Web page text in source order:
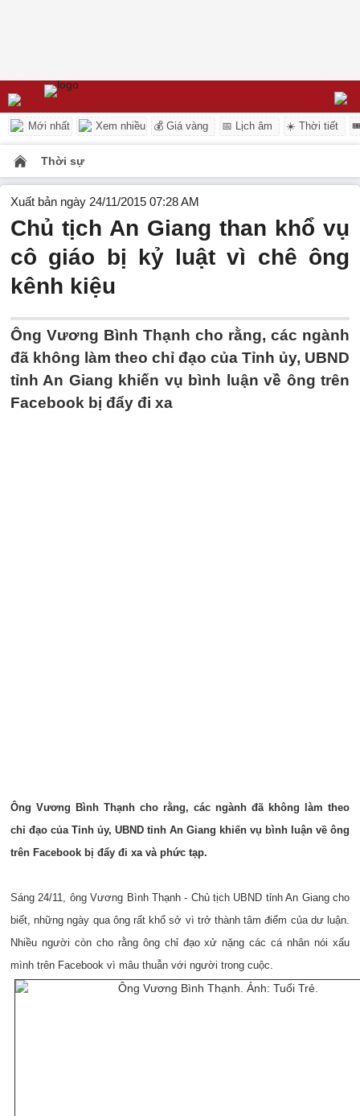
Mới nhất Xem nhiều 💰 Giá vàng 📅 Lịch âm ☀️ Thời tiết
Thời sự
Xuất bản ngày 24/11/2015 07:28 AM
Chủ tịch An Giang than khổ vụ
cô giáo bị kỷ luật vì chê ông
kênh kiệu
Ông Vương Bình Thạnh cho rằng, các ngành
đã không làm theo chỉ đạo của Tỉnh ủy, UBND
tỉnh An Giang khiến vụ bình luận về ông trên
Facebook bị đẩy đi xa
Ông Vương Bình Thạnh cho rằng, các ngành đã không làm theo
chỉ đạo của Tỉnh ủy, UBND tỉnh An Giang khiến vụ bình luận về ông
trên Facebook bị đẩy đi xa và phức tạp.
Sáng 24/11, ông Vương Bình Thạnh - Chủ tịch UBND tỉnh An Giang cho
biết, những ngày qua ông rất khổ sở vì trở thành tâm điểm của dư luận.
Nhiều người còn cho rằng ông chỉ đạo xử nặng các cá nhân nói xấu
mình trên Facebook vì mâu thuẫn với người trong cuộc.